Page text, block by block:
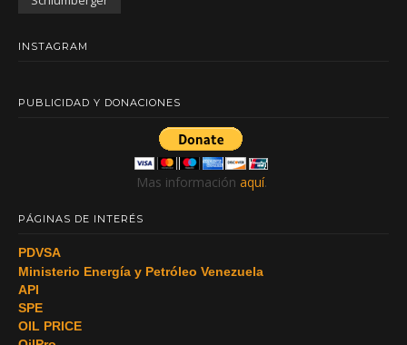
INSTAGRAM
PUBLICIDAD Y DONACIONES
Mas información aquí.
PÁGINAS DE INTERÉS
PDVSA
Ministerio Energía y Petróleo Venezuela
API
SPE
OIL PRICE